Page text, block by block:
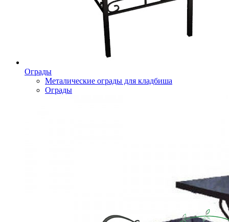
Ограды
Металические ограды для кладбиша
Ограды